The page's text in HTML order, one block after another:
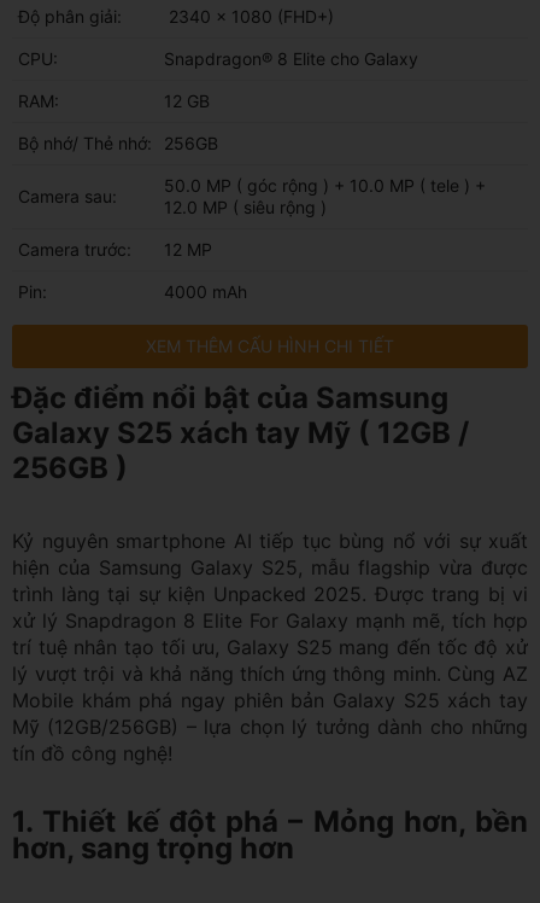
Độ phân giải: 2340 x 1080 (FHD+)
CPU: Snapdragon® 8 Elite cho Galaxy
RAM: 12 GB
Bộ nhớ/ Thẻ nhớ: 256GB
Camera sau:
50.0 MP ( góc rộng ) + 10.0 MP ( tele ) +
12.0 MP ( siêu rộng )
Camera trước: 12 MP
Pin: 4000 mAh
XEM THÊM CẤU HÌNH CHI TIẾT
Đặc điểm nổi bật của Samsung
Galaxy S25 xách tay Mỹ ( 12GB /
256GB )
Kỷ nguyên smartphone AI tiếp tục bùng nổ với sự xuất
hiện của Samsung Galaxy S25, mẫu flagship vừa được
trình làng tại sự kiện Unpacked 2025. Được trang bị vi
xử lý Snapdragon 8 Elite For Galaxy mạnh mẽ, tích hợp
trí tuệ nhân tạo tối ưu, Galaxy S25 mang đến tốc độ xử
lý vượt trội và khả năng thích ứng thông minh. Cùng AZ
Mobile khám phá ngay phiên bản Galaxy S25 xách tay
Mỹ (12GB/256GB) – lựa chọn lý tưởng dành cho những
tín đồ công nghệ!
1. Thiết kế đột phá – Mỏng hơn, bền
hơn, sang trọng hơn